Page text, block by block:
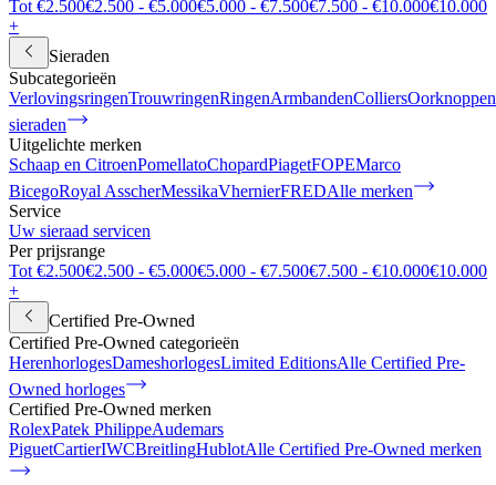
Tot €2.500€2.500 - €5.000€5.000 - €7.500€7.500 - €10.000€10.000
+
Sieraden
Subcategorieën
VerlovingsringenTrouwringenRingenArmbandenColliersOorknoppen
sieraden
Uitgelichte merken
Schaap en CitroenPomellatoChopardPiagetFOPEMarco
BicegoRoyal AsscherMessikaVhernierFREDAlle merken
Service
Uw sieraad servicen
Per prijsrange
Tot €2.500€2.500 - €5.000€5.000 - €7.500€7.500 - €10.000€10.000
+
Certified Pre-Owned
Certified Pre-Owned categorieën
HerenhorlogesDameshorlogesLimited EditionsAlle Certified Pre-
Owned horloges
Certified Pre-Owned merken
RolexPatek PhilippeAudemars
PiguetCartierIWCBreitlingHublotAlle Certified Pre-Owned merken